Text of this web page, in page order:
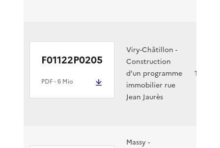
F01122P0205
PDF- 6 Mio
Viry-Châtillon -
Construction
d’un programme
immobilier rue
Jean Jaurès
18/10/
Massy -